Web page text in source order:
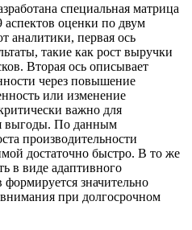
специальная матрица
аспектов оценки по двум
аналитики, первая ось
такие как рост выручки
Вторая ось описывает
через повышение
или изменение
важно для
выгоды. По данным
производительности
достаточно быстро. В то же
в виде адаптивного
значительно
при долгосрочном